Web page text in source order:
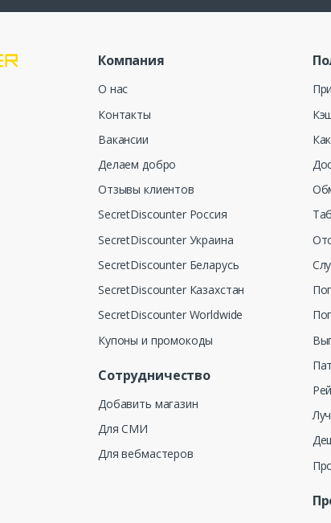
Компания
О нас
Контакты
Вакансии
Делаем добро
Отзывы клиентов
SecretDiscounter Россия
SecretDiscounter Украина
SecretDiscounter Беларусь
SecretDiscounter Казахстан
SecretDiscounter Worldwide
Купоны и промокоды
Сотрудничество
Добавить магазин
Для СМИ
Для вебмастеров